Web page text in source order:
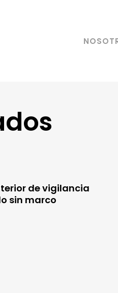
de vigilancia
sin marco